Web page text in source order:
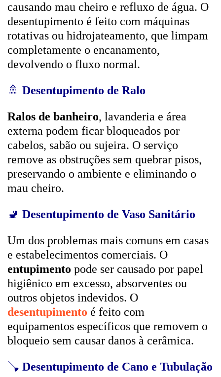
causando mau cheiro e refluxo de água. O
desentupimento é feito com máquinas
rotativas ou hidrojateamento, que limpam
completamente o encanamento,
devolvendo o fluxo normal.
🚿 Desentupimento de Ralo
Ralos de banheiro, lavanderia e área
externa podem ficar bloqueados por
cabelos, sabão ou sujeira. O serviço
remove as obstruções sem quebrar pisos,
preservando o ambiente e eliminando o
mau cheiro.
🚽 Desentupimento de Vaso Sanitário
Um dos problemas mais comuns em casas
e estabelecimentos comerciais. O
entupimento pode ser causado por papel
higiênico em excesso, absorventes ou
outros objetos indevidos. O
desentupimento é feito com
equipamentos específicos que removem o
bloqueio sem causar danos à cerâmica.
🪠 Desentupimento de Cano e Tubulação